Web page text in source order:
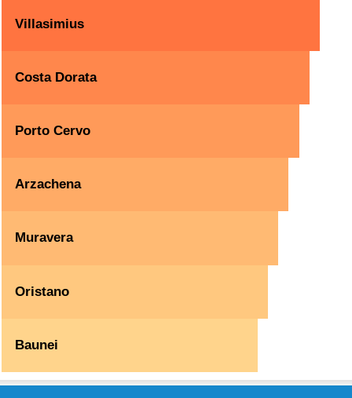
Villasimius
Costa Dorata
Porto Cervo
Arzachena
Muravera
Oristano
Baunei